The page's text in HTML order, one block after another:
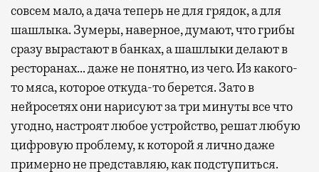
совсем мало, а дача теперь не для грядок, а для
шашлыка. Зумеры, наверное, думают, что грибы
сразу вырастают в банках, а шашлыки делают в
ресторанах… даже не понятно, из чего. Из какого-
то мяса, которое откуда-то берется. Зато в
нейросетях они нарисуют за три минуты все что
угодно, настроят любое устройство, решат любую
цифровую проблему, к которой я лично даже
примерно не представляю, как подступиться.